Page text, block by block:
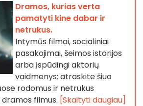
Dramos, kurias verta
pamatyti kine dabar ir
netrukus.
Intymūs filmai, socialiniai
pasakojimai, šeimos istorijos
arba įspūdingi aktorių
vaidmenys: atraskite šiuo
rodomus ir netrukus
filmus. [Skaityti daugiau]